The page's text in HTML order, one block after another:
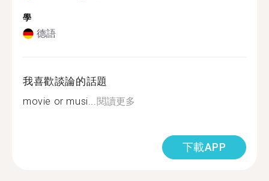
學
德語
我喜歡談論的話題
movie or musi...閱讀更多
下載APP